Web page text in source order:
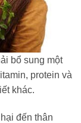
bổ sung một
protein và
khác.
đến thân